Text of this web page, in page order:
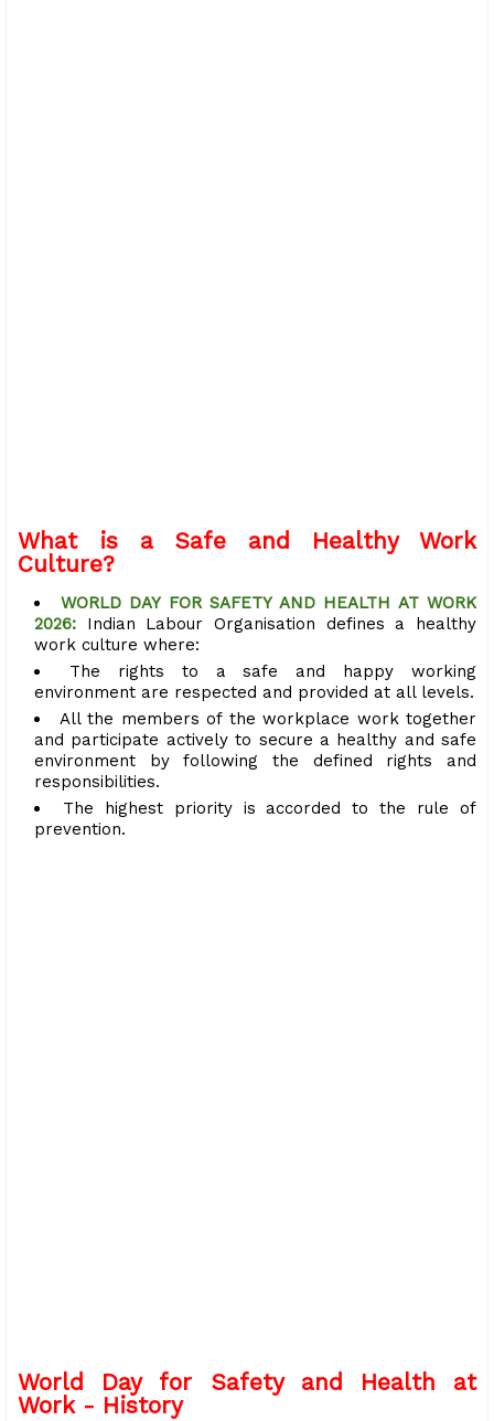
What is a Safe and Healthy Work
Culture?
WORLD DAY FOR SAFETY AND HEALTH AT WORK
2026: Indian Labour Organisation defines a healthy
work culture where:
The rights to a safe and happy working
environment are respected and provided at all levels.
All the members of the workplace work together
and participate actively to secure a healthy and safe
environment by following the defined rights and
responsibilities.
The highest priority is accorded to the rule of
prevention.
World Day for Safety and Health at
Work - History